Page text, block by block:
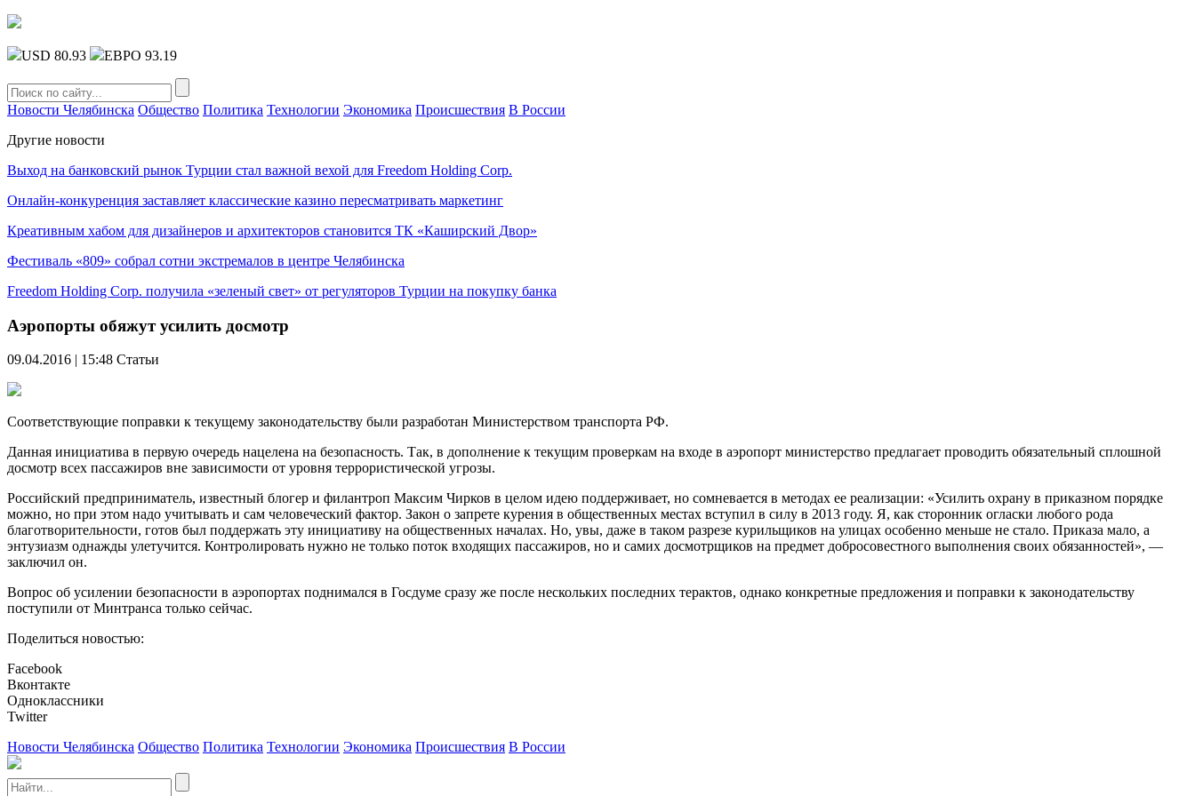
USD 80.93 ЕВРО 93.19
Новости Челябинска Общество Политика Технологии Экономика Происшествия В России
Другие новости
Выход на банковский рынок Турции стал важной вехой для Freedom Holding Corp.
Онлайн-конкуренция заставляет классические казино пересматривать маркетинг
Креативным хабом для дизайнеров и архитекторов становится ТК «Каширский Двор»
Фестиваль «809» собрал сотни экстремалов в центре Челябинска
Freedom Holding Corp. получила «зеленый свет» от регуляторов Турции на покупку банка
Аэропорты обяжут усилить досмотр
09.04.2016 | 15:48 Статьи
Соответствующие поправки к текущему законодательству были разработан Министерством транспорта РФ.
Данная инициатива в первую очередь нацелена на безопасность. Так, в дополнение к текущим проверкам на входе в аэропорт министерство предлагает проводить обязательный сплошной
досмотр всех пассажиров вне зависимости от уровня террористической угрозы.
Российский предприниматель, известный блогер и филантроп Максим Чирков в целом идею поддерживает, но сомневается в методах ее реализации: «Усилить охрану в приказном порядке
можно, но при этом надо учитывать и сам человеческий фактор. Закон о запрете курения в общественных местах вступил в силу в 2013 году. Я, как сторонник огласки любого рода
благотворительности, готов был поддержать эту инициативу на общественных началах. Но, увы, даже в таком разрезе курильщиков на улицах особенно меньше не стало. Приказа мало, а
энтузиазм однажды улетучится. Контролировать нужно не только поток входящих пассажиров, но и самих досмотрщиков на предмет добросовестного выполнения своих обязанностей», —
заключил он.
Вопрос об усилении безопасности в аэропортах поднимался в Госдуме сразу же после нескольких последних терактов, однако конкретные предложения и поправки к законодательству
поступили от Минтранса только сейчас.
Поделиться новостью:
Facebook
Вконтакте
Одноклассники
Twitter
Новости Челябинска Общество Политика Технологии Экономика Происшествия В России